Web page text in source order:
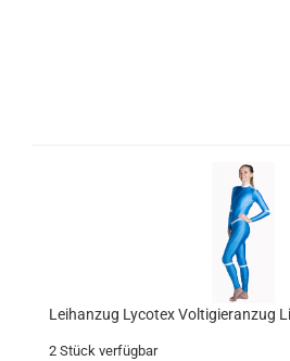
Leihanzug Lycotex Voltigieranzug
2 Stück verfügbar